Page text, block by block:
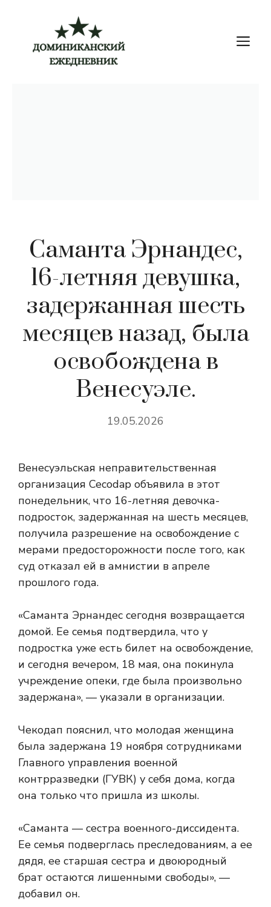
содержимому
Саманта Эрнандес,
16-летняя девушка,
задержанная шесть
месяцев назад, была
освобождена в
Венесуэле.
19.05.2026
Венесуэльская неправительственная
организация Cecodap объявила в этот
понедельник, что 16-летняя девочка-
подросток, задержанная на шесть месяцев,
получила разрешение на освобождение с
мерами предосторожности после того, как
суд отказал ей в амнистии в апреле
прошлого года.
«Саманта Эрнандес сегодня возвращается
домой. Ее семья подтвердила, что у
подростка уже есть билет на освобождение,
и сегодня вечером, 18 мая, она покинула
учреждение опеки, где была произвольно
задержана», — указали в организации.
Чекодап пояснил, что молодая женщина
была задержана 19 ноября сотрудниками
Главного управления военной
контрразведки (ГУВК) у себя дома, когда
она только что пришла из школы.
«Саманта — сестра военного-диссидента.
Ее семья подверглась преследованиям, а ее
дядя, ее старшая сестра и двоюродный
брат остаются лишенными свободы», —
добавил он.